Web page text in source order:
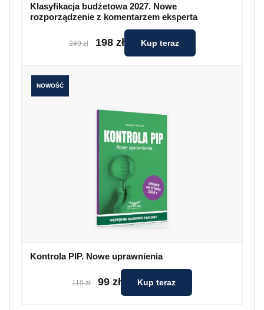
Klasyfikacja budżetowa 2027. Nowe
rozporządzenie z komentarzem eksperta
249 zł 198 zł Kup teraz
NOWOŚĆ
Kontrola PIP. Nowe uprawnienia
119 zł 99 zł Kup teraz